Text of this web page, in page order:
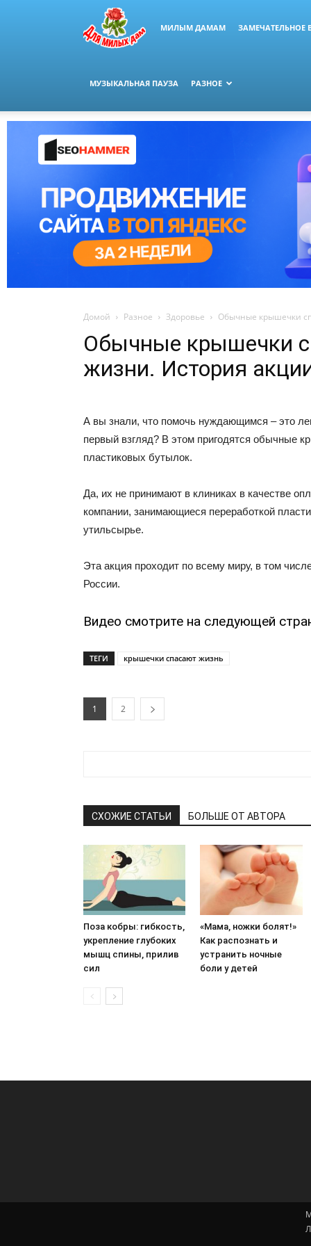
МИЛЫМ ДАМАМ ЗАМЕЧАТЕЛЬНОЕ
МУЗЫКАЛЬНАЯ ПАУЗА РАЗНОЕ
Домой Разное Здоровье Обычные крышечки
Обычные крышечки
жизни. История
А вы знали, что помочь нуждающимся – это
первый взгляд? В этом пригодятся обычные
пластиковых бутылок.
Да, их не принимают в клиниках в качестве
компании, занимающиеся переработкой
утильсырье.
Эта акция проходит по всему миру, в том
России.
Видео смотрите на следующей
ТЕГИ крышечки спасают жизнь
1 2
СХОЖИЕ СТАТЬИ БОЛЬШЕ ОТ АВТОРА
Поза кобры: гибкость,
укрепление глубоких
мышц спины, прилив
сил
«Мама, ножки болят!»
Как распознать и
устранить ночные
боли у детей